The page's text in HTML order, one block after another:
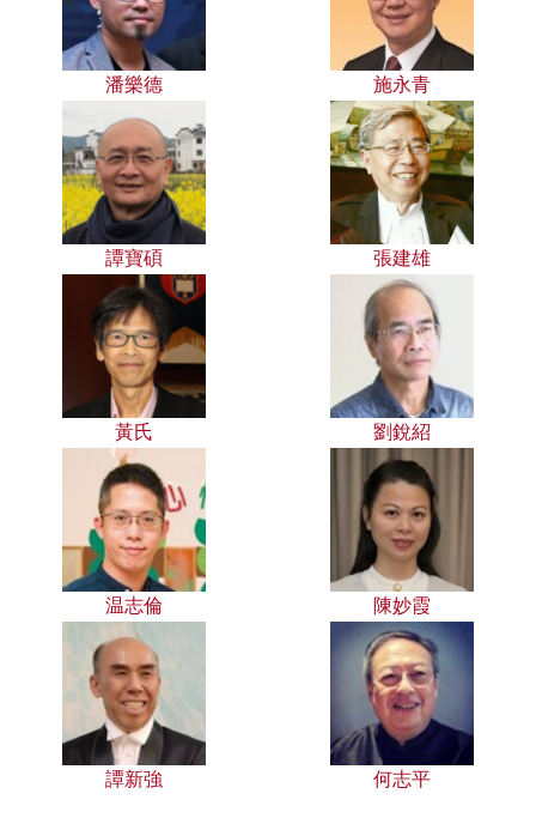
潘樂德 施永青
譚寶碩 張建雄
黃氏 劉銳紹
温志倫 陳妙霞
譚新強 何志平